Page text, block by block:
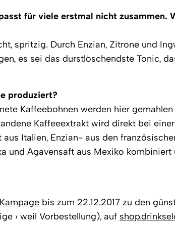
für viele erstmal nicht zusammen.
spritzig. Durch Enzian, Zitrone und
es sei das durstlöschendste Tonic,
produziert?
Kaffeebohnen werden hier
Kaffeeextrakt wird direkt bei
Italien, Enzian- aus den
und Agavensaft aus Mexiko kombiniert
bis zum 22.12.2017 zu den
› weil Vorbestellung), auf